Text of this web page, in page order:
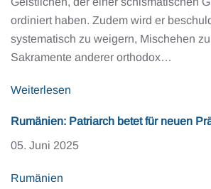
ordiniert haben. Zudem wird er
systematisch zu weigern, Mischehen
Sakramente anderer orthodox…
Weiterlesen
Rumänien: Patriarch betet für neuen
05. Juni 2025
Rumänien